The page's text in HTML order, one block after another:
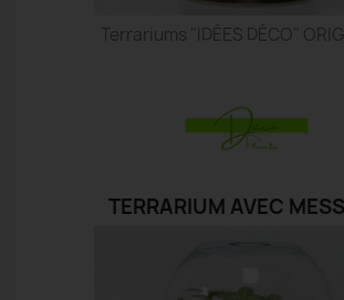
Terrariums "IDÉES DÉCO"
TERRARIUM AVEC